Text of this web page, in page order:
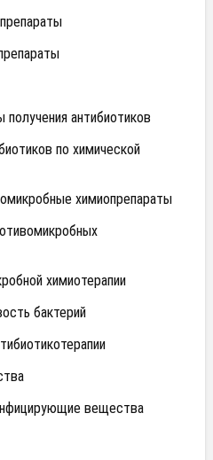
антибиотиков
по химической
химиопрепараты
химиотерапии
бактерий
вещества